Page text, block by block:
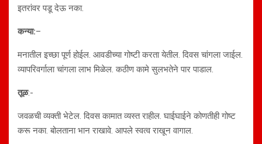
इतरांवर पडू देऊ नका.
कन्या:–
मनातील इच्छा पूर्ण होईल. आवडीच्या गोष्टी करता येतील. दिवस चांगला जाईल.
व्यापरिवर्गाला चांगला लाभ मिळेल. कठीण कामे सुलभतेने पार पाडाल.
तूळ:-
जवळची व्यक्ती भेटेल. दिवस कामात व्यस्त राहील. घाईघाईने कोणतीही गोष्ट
करू नका. बोलताना भान राखावे. आपले स्वत्व राखून वागाल.